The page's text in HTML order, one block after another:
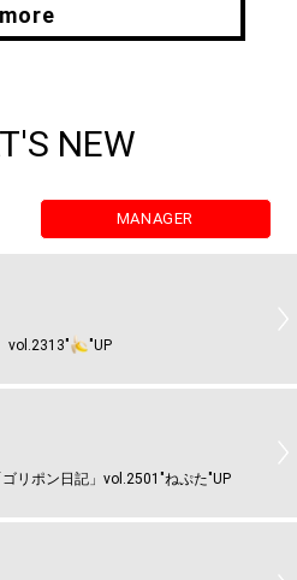
more
NEW
MANAGER
vol.2313" "UP
ゴリポン日記」vol.2501"ねぷた"UP